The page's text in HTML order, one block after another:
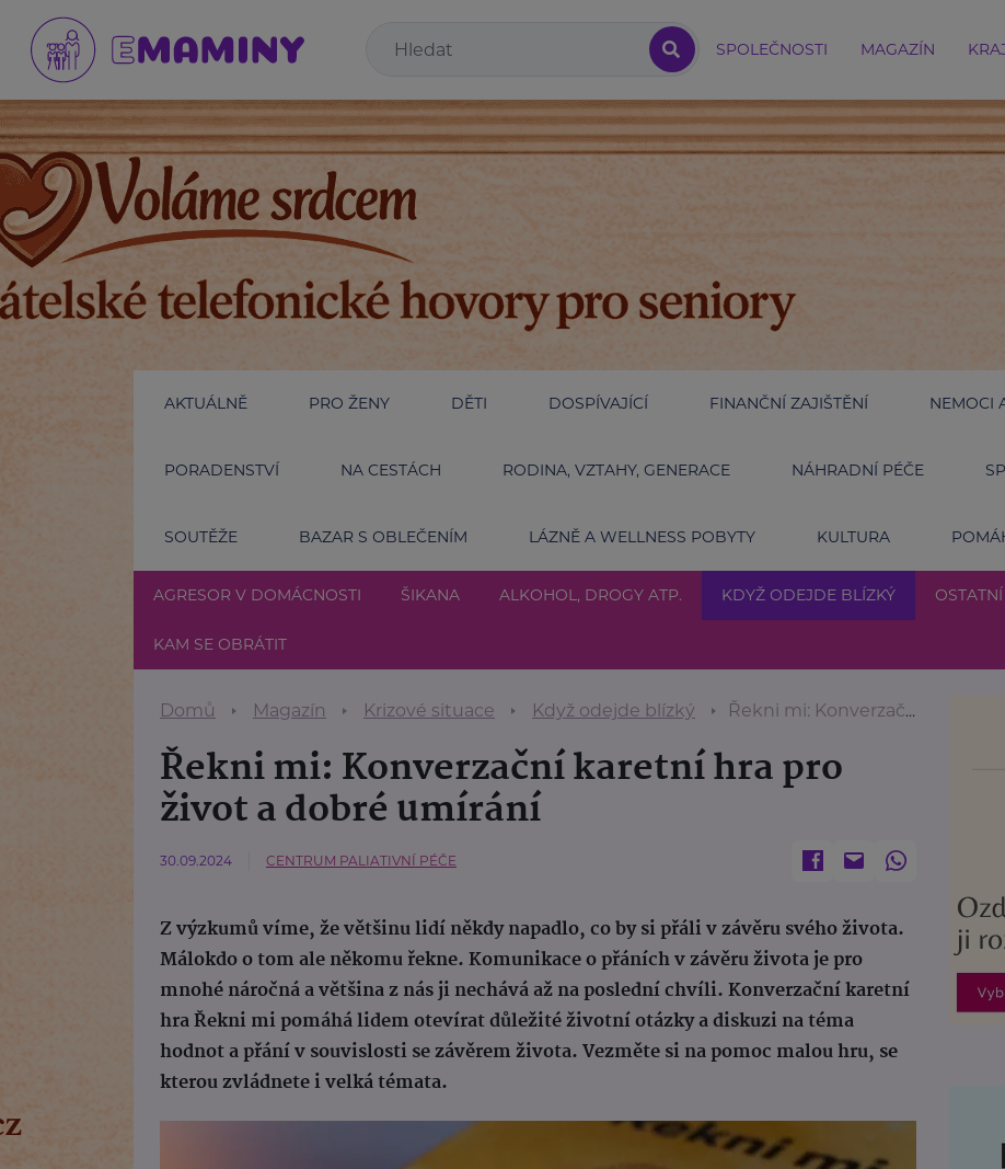
SPOLEČNOSTI MAGAZÍN
AKTUÁLNĚ PRO ŽENY DĚTI DOSPÍVAJÍCÍ FINANČNÍ ZAJIŠTĚNÍ NEMOCI
PORADENSTVÍ NA CESTÁCH RODINA, VZTAHY, GENERACE NÁHRADNÍ PÉČE
SOUTĚŽE BAZAR S OBLEČENÍM LÁZNĚ A WELLNESS POBYTY KULTURA
AGRESOR V DOMÁCNOSTI ŠIKANA ALKOHOL, DROGY ATP. KDYŽ ODEJDE BLÍZKÝ
KAM SE OBRÁTIT
Domů Magazín Krizové situace Když odejde blízký Řekni mi: Konverzační karetní hra pro život a dobré umírání
Řekni mi: Konverzační karetní hra pro
život a dobré umírání
30.09.2024 CENTRUM PALIATIVNÍ PÉČE
Z výzkumů víme, že většinu lidí někdy napadlo, co by si přáli v závěru svého života.
Málokdo o tom ale někomu řekne. Komunikace o přáních v závěru života je pro
mnohé náročná a většina z nás ji nechává až na poslední chvíli. Konverzační karetní
hra Řekni mi pomáhá lidem otevírat důležité životní otázky a diskuzi na téma
hodnot a přání v souvislosti se závěrem života. Vezměte si na pomoc malou hru, se
kterou zvládnete i velká témata.